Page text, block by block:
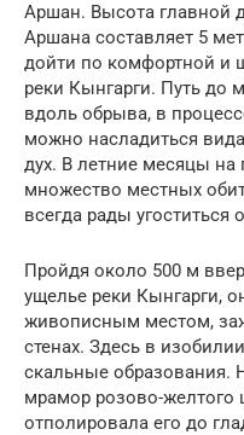
Аршан. Высота главной
Аршана составляет 5
дойти по комфортной и
реки Кынгарги. Путь до
вдоль обрыва, в
можно насладиться
дух. В летние месяцы на
множество местных
всегда рады угоститься
Пройдя около 500 м
ущелье реки Кынгарги,
живописным местом,
стенах. Здесь в
скальные образования.
мрамор розово-желтого
отполировала его до